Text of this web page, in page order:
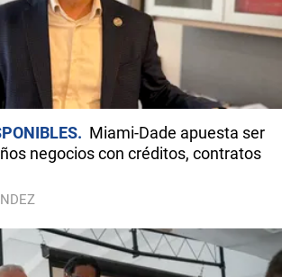
Miami-Dade apuesta ser
negocios con créditos, contratos